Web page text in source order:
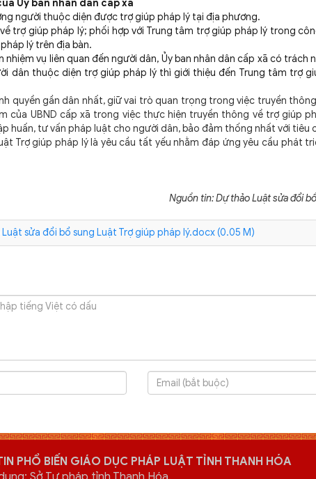
Ủy ban nhân dân cấp xã
người thuộc diện được trợ giúp pháp lý tại địa phương.
trợ giúp pháp lý; phối hợp với Trung tâm trợ giúp pháp lý trong
lý trên địa bàn.
nhiệm vụ liên quan đến người dân, Ủy ban nhân dân cấp xã có
dân thuộc diện trợ giúp pháp lý thì giới thiệu đến Trung tâm trợ
quyền gần dân nhất, giữ vai trò quan trọng trong việc truyền
của UBND cấp xã trong việc thực hiện truyền thông về trợ giúp
huấn, tư vấn pháp luật cho người dân, bảo đảm thống nhất với tiêu
Trợ giúp pháp lý là yêu cầu tất yếu nhằm đáp ứng yêu cầu phát
Nguồn tin: Dự thảo Luật sửa đổi
sửa đổi bổ sung Luật Trợ giúp pháp lý.docx (0.05 M)
PHỔ BIẾN GIÁO DỤC PHÁP LUẬT TỈNH THANH HÓA